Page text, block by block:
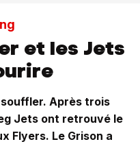
et les Jets
Après trois
Jets ont retrouvé le
Flyers. Le Grison a